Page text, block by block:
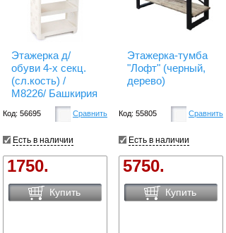
Этажерка д/
обуви 4-х секц.
(сл.кость) /
М8226/ Башкирия
Код: 56695 Сравнить
Есть в наличии
1750.
Купить
Этажерка-тумба
"Лофт" (черный,
дерево)
Код: 55805 Сравнить
Есть в наличии
5750.
Купить